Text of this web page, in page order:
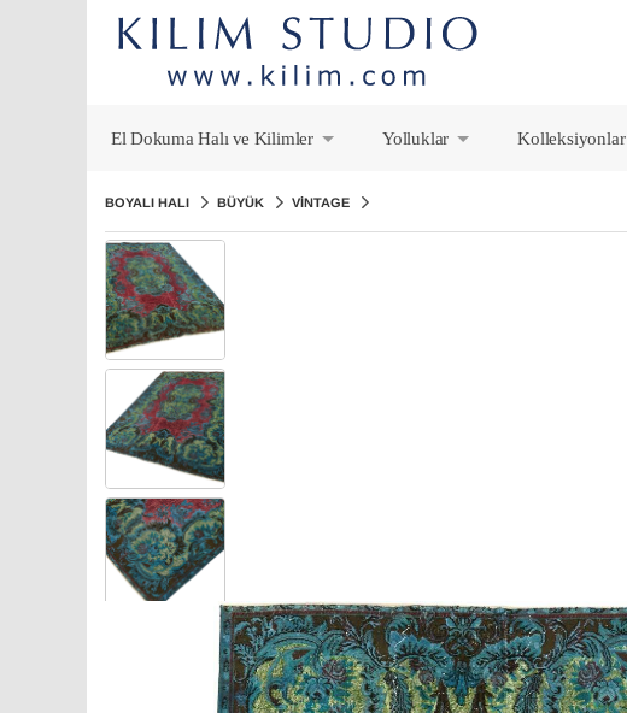
El Dokuma Halı ve Kilimler
Yolluklar
Kolleksiyonlar
BOYALI HALI BÜYÜK VINTAGE